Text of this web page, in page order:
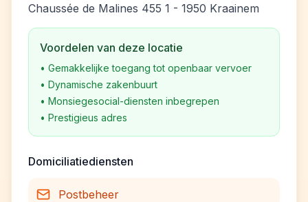
Chaussée de Malines 455 1 - 1950 Kraainem
Voordelen van deze locatie
• Gemakkelijke toegang tot openbaar vervoer
• Dynamische zakenbuurt
• Monsiegesocial-diensten inbegrepen
• Prestigieus adres
Domiciliatiediensten
Postbeheer